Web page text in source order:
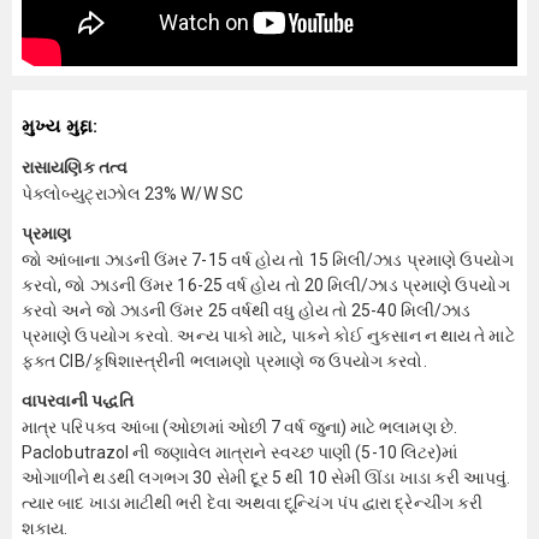
મુખ્ય મુદ્દા:
રાસાયણિક તત્વ
પેક્લોબ્યુટ્રાઝોલ 23% W/W SC
પ્રમાણ
જો આંબાના ઝાડની ઉંમર 7-15 વર્ષ હોય તો 15 મિલી/ઝાડ પ્રમાણે ઉપયોગ
કરવો, જો ઝાડની ઉંમર 16-25 વર્ષ હોય તો 20 મિલી/ઝાડ પ્રમાણે ઉપયોગ
કરવો અને જો ઝાડની ઉંમર 25 વર્ષથી વધુ હોય તો 25-40 મિલી/ઝાડ
પ્રમાણે ઉપયોગ કરવો. અન્ય પાકો માટે, પાકને કોઈ નુકસાન ન થાય તે માટે
ફક્ત CIB/કૃષિશાસ્ત્રીની ભલામણો પ્રમાણે જ ઉપયોગ કરવો.
વાપરવાની પદ્ધતિ
માત્ર પરિપક્વ આંબા (ઓછામાં ઓછી 7 વર્ષ જુના) માટે ભલામણ છે.
Paclobutrazol ની જણાવેલ માત્રાને સ્વચ્છ પાણી (5-10 લિટર)માં
ઓગાળીને થડથી લગભગ 30 સેમી દૂર 5 થી 10 સેમી ઊંડા ખાડા કરી આપવું.
ત્યાર બાદ ખાડા માટીથી ભરી દેવા અથવા દ્ર્ન્ચિંગ પંપ દ્વારા દ્રેન્ચીંગ કરી
શકાય.